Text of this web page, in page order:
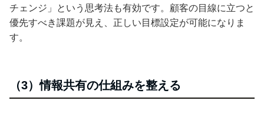
チェンジ」という思考法も有効です。顧客の目線に立つと
優先すべき課題が見え、正しい目標設定が可能になりま
す。
（3）情報共有の仕組みを整える